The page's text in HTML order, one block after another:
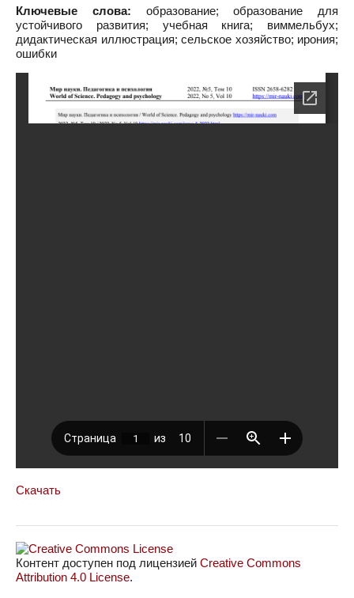
Ключевые слова: образование; образование для
устойчивого развития; учебная книга; виммельбух;
дидактическая иллюстрация; сельское хозяйство; ирония;
ошибки
Скачать
Контент доступен под лицензией Creative Commons
Attribution 4.0 License.